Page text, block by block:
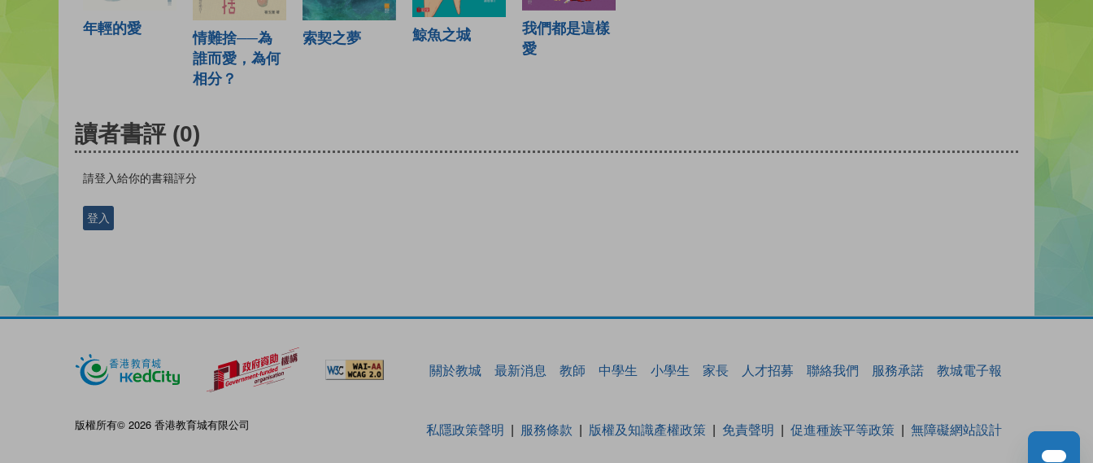
年輕的愛
情難捨──為
誰而愛，為何
相分？
索契之夢 鯨魚之城
我們都是這樣
愛
讀者書評 (0)
請登入給你的書籍評分
登入
關於教城 最新消息 教師 中學生 小學生 家長 人才招募 聯絡我們 服務承諾 教城電子報
版權所有© 2026 香港教育城有限公司 私隱政策聲明 服務條款 版權及知識產權政策 免責聲明 促進種族平等政策 無障礙網站設計